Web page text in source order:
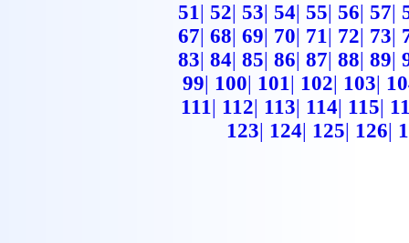
51| 52| 53| 54| 55| 56| 57|
67| 68| 69| 70| 71| 72| 73|
83| 84| 85| 86| 87| 88| 89|
99| 100| 101| 102| 103|
111| 112| 113| 114| 115|
123| 124| 125| 126|